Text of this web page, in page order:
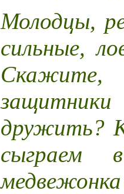
Молодцы,
сильные,
дружить?
сыграем